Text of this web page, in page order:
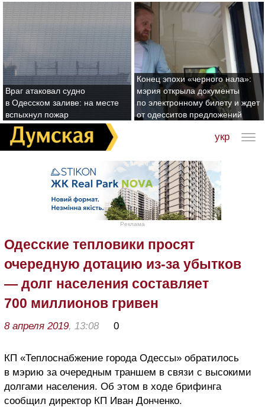
Враг атаковал судно
в Одесском заливе: на месте
вспыхнул пожар
Конец эпохи «черного нала»:
мэрия открыла документы
по электронному билету и ждет
от одесситов предложений
укр
Реклама
Одесские тепловики просят
очередную дотацию из-за убытков
— долг населения составляет
700 миллионов гривен
8 апреля 2019, 13:08 0
КП «Теплоснабжение города Одессы» обратилось
в мэрию за очередным траншем в связи с высокими
долгами населения. Об этом в ходе брифинга
сообщил директор КП Иван Донченко.